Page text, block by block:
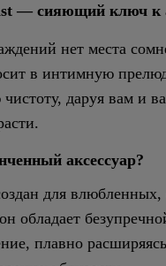
— сияющий ключ к
нет места
в интимную
даруя вам и
аксессуар?
для
обладает
плавно